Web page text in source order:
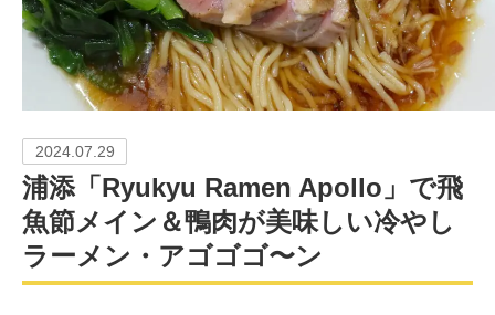
2024.07.29
浦添「Ryukyu Ramen Apollo」で飛
魚節メイン＆鴨肉が美味しい冷やし
ラーメン・アゴゴゴ〜ン